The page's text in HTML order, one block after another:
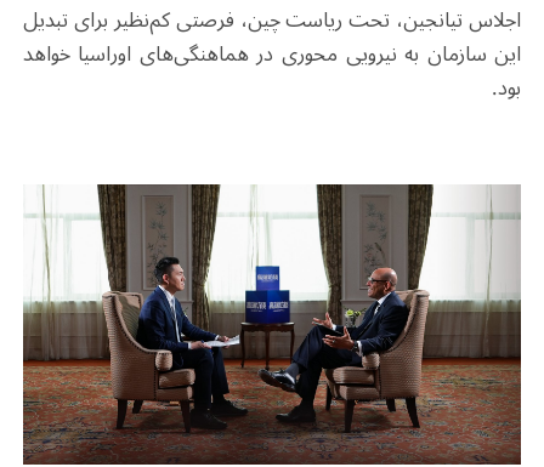
اجلاس تیانجین، تحت ریاست چین، فرصتی کم‌نظیر برای تبدیل
این سازمان به نیرویی محوری در هماهنگی‌های اوراسیا خواهد
بود.